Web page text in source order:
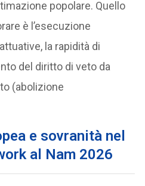
popolare. Quello
è l’esecuzione
la rapidità di
del diritto di veto da
(abolizione
e sovranità nel
al Nam 2026